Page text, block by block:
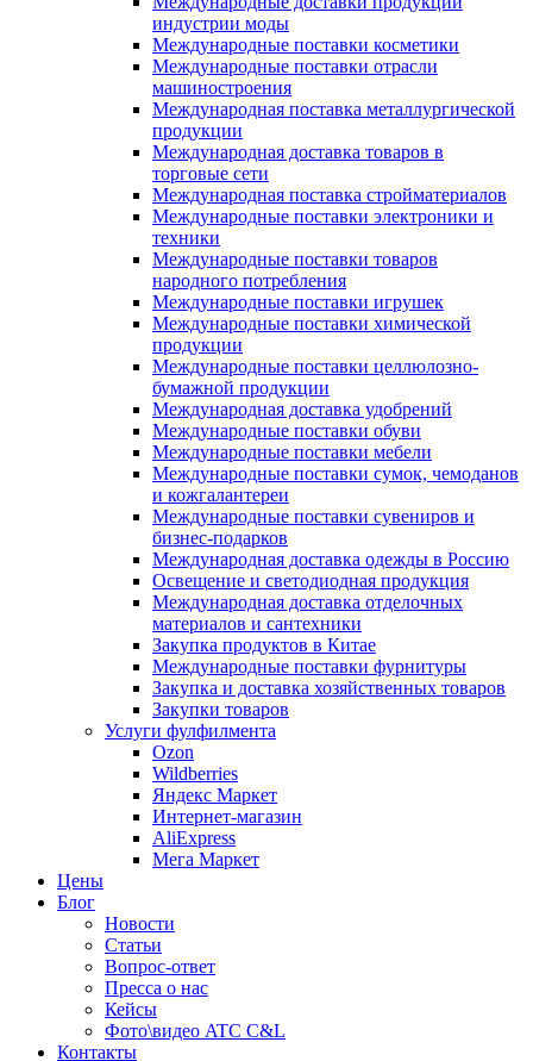
индустрии моды
Международные поставки косметики
Международные поставки отрасли
машиностроения
Международная поставка металлургической
продукции
Международная доставка товаров в
торговые сети
Международная поставка стройматериалов
Международные поставки электроники и
техники
Международные поставки товаров
народного потребления
Международные поставки игрушек
Международные поставки химической
продукции
Международные поставки целлюлозно-
бумажной продукции
Международная доставка удобрений
Международные поставки обуви
Международные поставки мебели
Международные поставки сумок, чемоданов
и кожгалантереи
Международные поставки сувениров и
бизнес-подарков
Международная доставка одежды в Россию
Освещение и светодиодная продукция
Международная доставка отделочных
материалов и сантехники
Закупка продуктов в Китае
Международные поставки фурнитуры
Закупка и доставка хозяйственных товаров
Закупки товаров
Услуги фулфилмента
Ozon
Wildberries
Яндекс Маркет
Интернет-магазин
AliExpress
Мега Маркет
Цены
Блог
Новости
Статьи
Вопрос-ответ
Пресса о нас
Кейсы
Фото\видео ATC C&L
Контакты